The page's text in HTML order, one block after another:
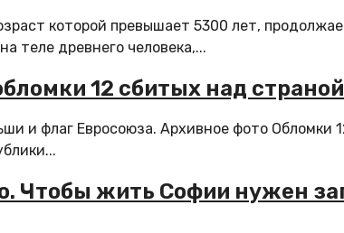
которой превышает 5300 лет,
теле древнего человека,...
12 сбитых над
и флаг Евросоюза. Архивное фото
Чтобы жить Софии нужен